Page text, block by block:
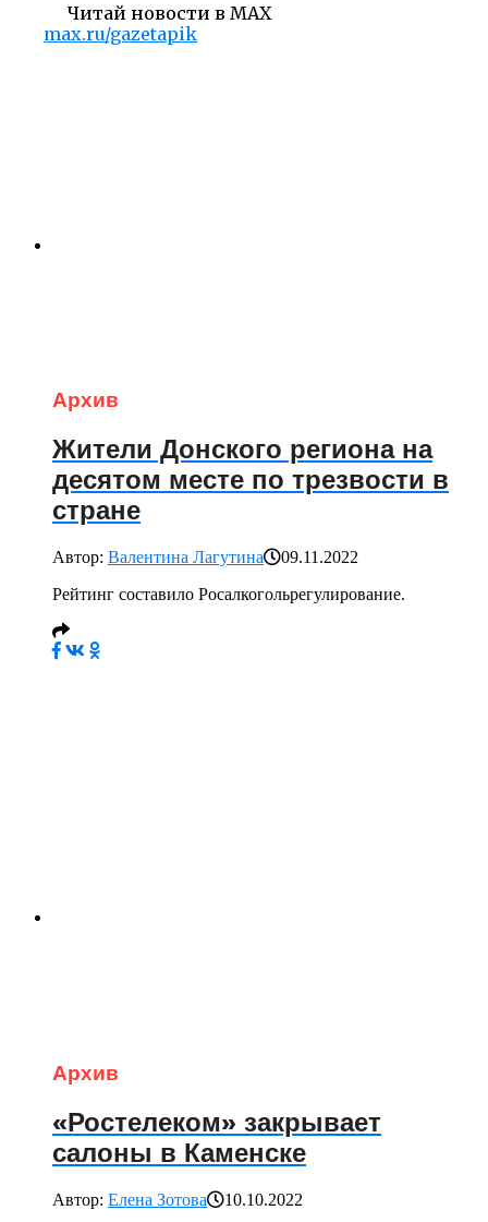
Читай новости в MAX
max.ru/gazetapik
Архив
Жители Донского региона на
десятом месте по трезвости в
стране
Автор: Валентина Лагутина
09.11.2022
Рейтинг составило Росалкогольрегулирование.
Архив
«Ростелеком» закрывает
салоны в Каменске
Автор: Елена Зотова
10.10.2022